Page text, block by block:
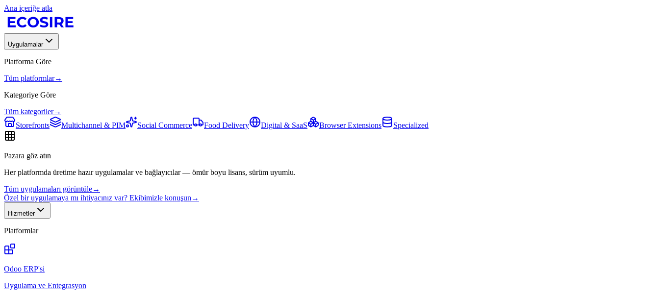
Ana içeriğe atla
Uygulamalar
Platforma Göre
Tüm platformlar→
Kategoriye Göre
Tüm kategoriler→
Storefronts
Multichannel & PIM Social Commerce Food Delivery Digital & SaaS Browser Extensions Specialized
Pazara göz atın
Her platformda üretime hazır uygulamalar ve bağlayıcılar — ömür boyu lisans, sürüm uyumlu.
Tüm uygulamaları görüntüle→
Özel bir uygulamaya mı ihtiyacınız var? Ekibimizle konuşun →
Hizmetler
Platformlar
Odoo ERP'si
Uygulama ve Entegrasyon